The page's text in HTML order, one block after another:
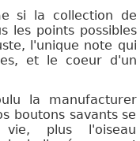
si la collection de
les points possibles
l'unique note qui
et le coeur d'un
la manufacturer
boutons savants se
vie, plus l'oiseau